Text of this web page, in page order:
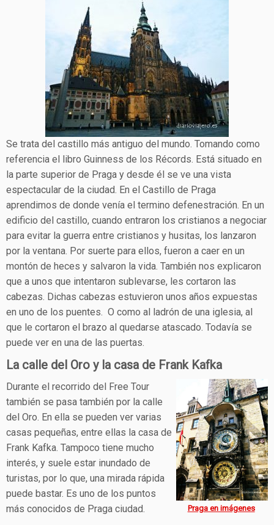
Se trata del castillo más antiguo del mundo. Tomando como
referencia el libro Guinness de los Récords. Está situado en
la parte superior de Praga y desde él se ve una vista
espectacular de la ciudad. En el Castillo de Praga
aprendimos de donde venía el termino defenestración. En un
edificio del castillo, cuando entraron los cristianos a negociar
para evitar la guerra entre cristianos y husitas, los lanzaron
por la ventana. Por suerte para ellos, fueron a caer en un
montón de heces y salvaron la vida. También nos explicaron
que a unos que intentaron sublevarse, les cortaron las
cabezas. Dichas cabezas estuvieron unos años expuestas
en uno de los puentes. O como al ladrón de una iglesia, al
que le cortaron el brazo al quedarse atascado. Todavía se
puede ver en una de las puertas.
La calle del Oro y la casa de Frank Kafka
Praga en imágenes
Durante el recorrido del Free Tour
también se pasa también por la calle
del Oro. En ella se pueden ver varias
casas pequeñas, entre ellas la casa de
Frank Kafka. Tampoco tiene mucho
interés, y suele estar inundado de
turistas, por lo que, una mirada rápida
puede bastar. Es uno de los puntos
más conocidos de Praga ciudad.